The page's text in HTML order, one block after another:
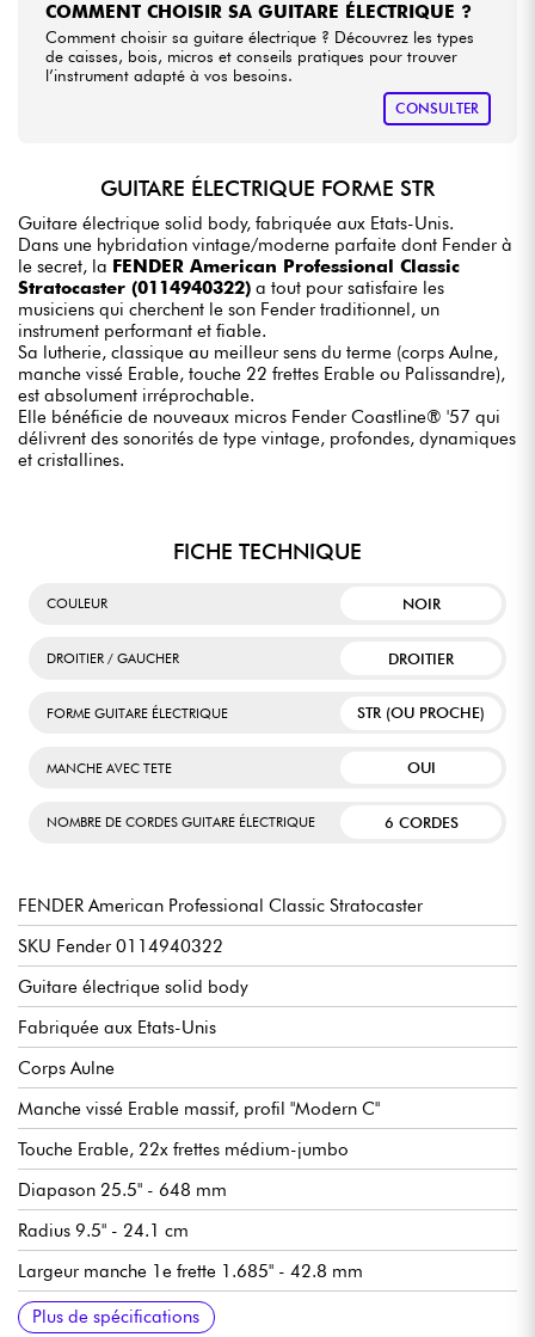
COMMENT CHOISIR SA GUITARE ÉLECTRIQUE ?
Comment choisir sa guitare électrique ? Découvrez les types
de caisses, bois, micros et conseils pratiques pour trouver
l’instrument adapté à vos besoins.
CONSULTER
GUITARE ÉLECTRIQUE FORME STR
Guitare électrique solid body, fabriquée aux Etats-Unis.
Dans une hybridation vintage/moderne parfaite dont Fender à
le secret, la FENDER American Professional Classic
Stratocaster (0114940322) a tout pour satisfaire les
musiciens qui cherchent le son Fender traditionnel, un
instrument performant et fiable.
Sa lutherie, classique au meilleur sens du terme (corps Aulne,
manche vissé Erable, touche 22 frettes Erable ou Palissandre),
est absolument irréprochable.
Elle bénéficie de nouveaux micros Fender Coastline® '57 qui
délivrent des sonorités de type vintage, profondes, dynamiques
et cristallines.
FICHE TECHNIQUE
COULEUR NOIR
DROITIER / GAUCHER DROITIER
FORME GUITARE ÉLECTRIQUE STR (OU PROCHE)
MANCHE AVEC TETE OUI
NOMBRE DE CORDES GUITARE ÉLECTRIQUE 6 CORDES
FENDER American Professional Classic Stratocaster
SKU Fender 0114940322
Guitare électrique solid body
Fabriquée aux Etats-Unis
Corps Aulne
Manche vissé Erable massif, profil "Modern C"
Touche Erable, 22x frettes médium-jumbo
Diapason 25.5" - 648 mm
Radius 9.5" - 24.1 cm
Largeur manche 1e frette 1.685" - 42.8 mm
Micros simple-bobinage Fender Coastline® '57 Single-Coil
Stratocaster
Master Volume
Tone 1 (manche/milieu)
Tone 2. Greasebucket™ Tone Circuit (chevalet)
Sélecteur micros 5x positions
Chevalet/vibrato Fender 6-Saddle Vintage-Style Synchronized
Tremolo
Mécaniques Fender® ClassicGear™ Staggered, bain d'huile et
étagées
Sillet en os synthétique
Finition corps brillant
Finition manche brillant
Vendue avec housse Fender Deluxe Gig Bag
Plus de spécifications